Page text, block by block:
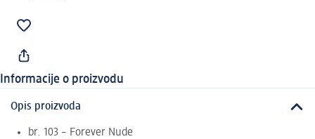
Informacije o proizvodu
Opis proizvoda
br. 103 – Forever Nude